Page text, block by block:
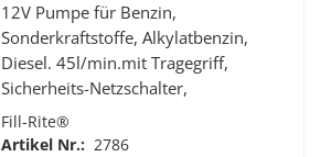
12V Pumpe für Benzin,
Sonderkraftstoffe, Alkylatbenzin,
Diesel. 45l/min.mit Tragegriff,
Sicherheits-Netzschalter,
Stromanschlusskabel mit
Batterieklemmen und Sicherheits-
Fill-Rite®
Artikel Nr.: 2786